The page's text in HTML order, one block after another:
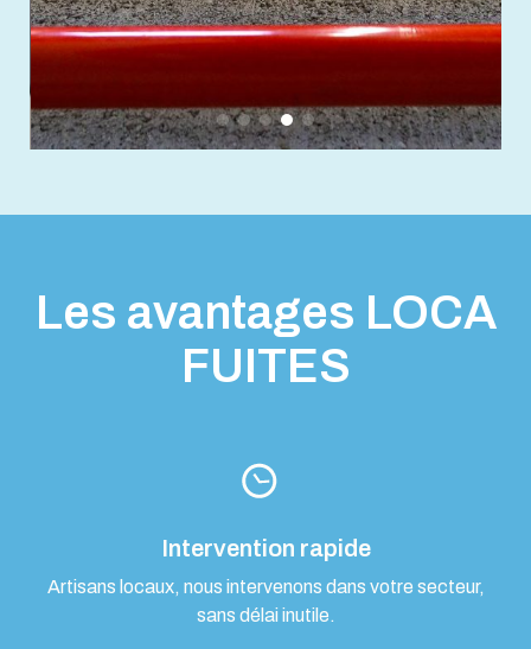
Les avantages LOCA
FUITES
Intervention rapide
Artisans locaux, nous intervenons dans votre secteur,
sans délai inutile.